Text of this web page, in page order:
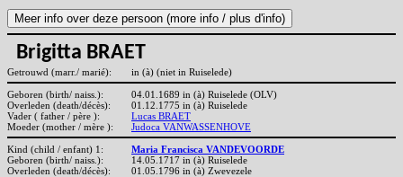
Brigitta BRAET
Getrouwd (marr./ marié): in (à) (niet in Ruiselede)
Geboren (birth/ naiss.):
04.01.1689 in (à) Ruiselede (OLV)
Overleden (death/décès):
01.12.1775 in (à) Ruiselede
Vader ( father / père ):
Lucas BRAET
Moeder (mother / mère ):
Judoca VANWASSENHOVE
Kind (child / enfant) 1:
Maria Francisca VANDEVOORDE
Geboren (birth/ naiss.):
14.05.1717 in (à) Ruiselede
Overleden (death/décès):
01.05.1796 in (à) Zwevezele